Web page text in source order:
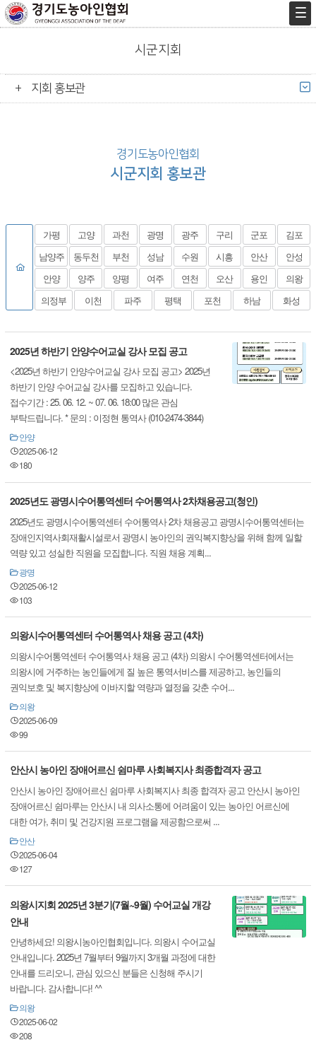
시군지회
지회 홍보관
경기도농아인협회
시군지회 홍보관
가평 고양 과천 광명 광주 구리 군포
김포
남양주
동두천 부천 성남 수원 시흥 안산
안성
안양
양주 양평 여주 연천 오산 용인
의왕
의정부
이천 파주 평택 포천 하남 화성
2025년 하반기 안양수어교실 강사 모집 공고
<2025년 하반기 안양수어교실 강사 모집 공고> 2025년
하반기 안양 수어교실 강사를 모집하고 있습니다.
접수기간 : 25. 06. 12. ~ 07. 06. 18:00 많은 관심
부탁드립니다. * 문의 : 이정현 통역사 (010-2474-3844)
안양
2025-06-12
180
2025년도 광명시수어통역센터 수어통역사 2차채용공고(청인)
2025년도 광명시수어통역센터 수어통역사 2차 채용공고 광명시수어통역센터는
장애인지역사회재활시설로서 광명시 농아인의 권익복지향상을 위해 함께 일할
역량 있고 성실한 직원을 모집합니다. 직원 채용 계획...
광명
2025-06-12
103
의왕시수어통역센터 수어통역사 채용 공고 (4차)
의왕시수어통역센터 수어통역사 채용 공고 (4차) 의왕시 수어통역센터에서는
의왕시에 거주하는 농인들에게 질 높은 통역서비스를 제공하고, 농인들의
권익보호 및 복지향상에 이바지할 역량과 열정을 갖춘 수어...
의왕
2025-06-09
99
안산시 농아인 장애어르신 쉼마루 사회복지사 최종합격자 공고
안산시 농아인 장애어르신 쉼마루 사회복지사 최종 합격자 공고 안산시 농아인
장애어르신 쉼마루는 안산시 내 의사소통에 어려움이 있는 농아인 어르신에
대한 여가, 취미 및 건강지원 프로그램을 제공함으로써 ...
안산
2025-06-04
127
의왕시지회 2025년 3분기(7월~9월) 수어교실 개강
안내
안녕하세요! 의왕시농아인협회입니다. 의왕시 수어교실
안내입니다. 2025년 7월부터 9월까지 3개월 과정에 대한
안내를 드리오니, 관심 있으신 분들은 신청해 주시기
바랍니다. 감사합니다! ^^
의왕
2025-06-02
208